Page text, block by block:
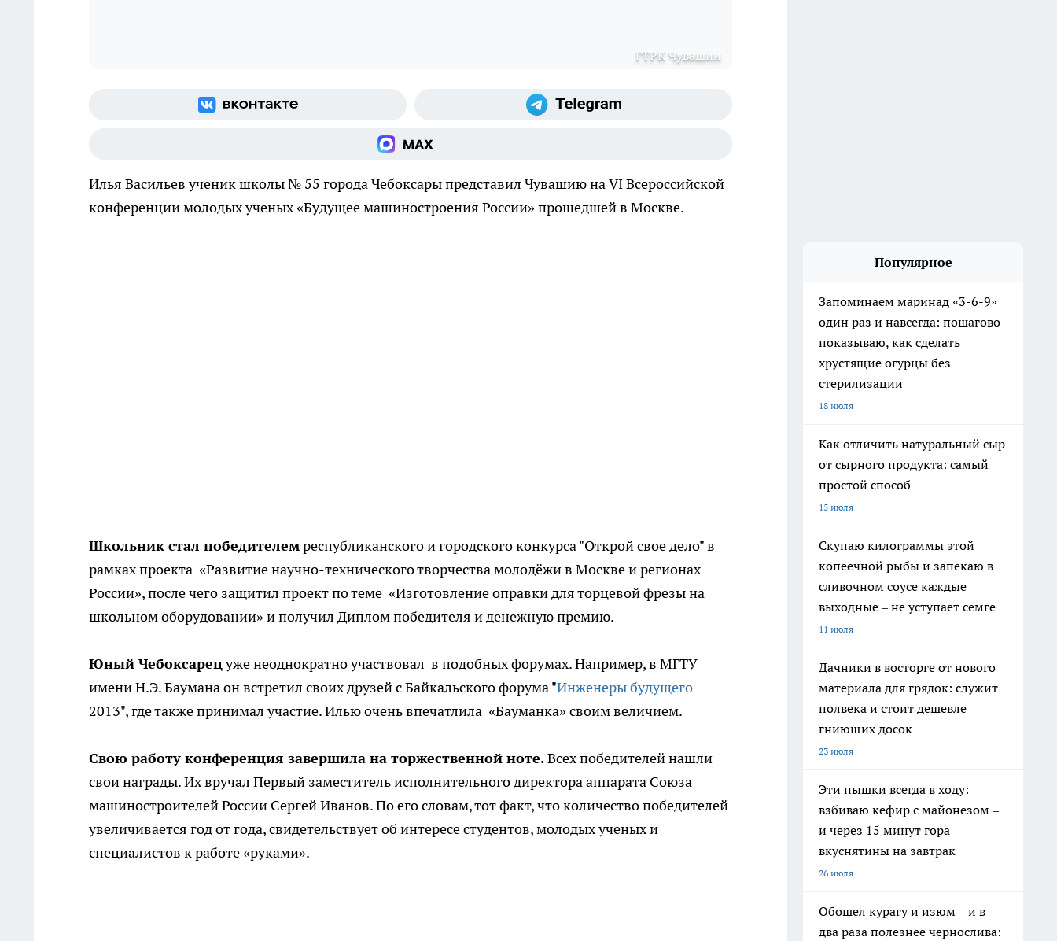
ГТРК Чувашии
Илья Васильев ученик школы № 55 города Чебоксары представил Чувашию на VI Всероссийской
конференции молодых ученых «Будущее машиностроения России» прошедшей в Москве.
Школьник стал победителемреспубликанского и городского конкурса "Открой свое дело" в
рамках проекта «Развитие научно-технического творчества молодёжи в Москве и регионах
России», после чего защитил проект по теме «Изготовление оправки для торцевой фрезы на
школьном оборудовании» и получил Диплом победителя и денежную премию.
Юный Чебоксарецуже неоднократно участвовал в подобных форумах. Например, в МГТУ
имени Н.Э. Баумана он встретил своих друзей с Байкальского форума "Инженеры будущего
2013", где также принимал участие. Илью очень впечатлила «Бауманка» своим величием.
Свою работу конференция завершила на торжественной ноте.Всех победителей нашли
свои награды. Их вручал Первый заместитель исполнительного директора аппарата Союза
машиностроителей России Сергей Иванов. По его словам, тот факт, что количество победителей
увеличивается год от года, свидетельствует об интересе студентов, молодых ученых и
специалистов к работе «руками».
Популярное
Запоминаем маринад «3-6-9»
один раз и навсегда: пошагово
показываю, как сделать
хрустящие огурцы без
стерилизации
18 июля
Как отличить натуральный сыр
от сырного продукта: самый
простой способ
15 июля
Скупаю килограммы этой
копеечной рыбы и запекаю в
сливочном соусе каждые
выходные – не уступает семге
11 июля
Дачники в восторге от нового
материала для грядок: служит
полвека и стоит дешевле
гниющих досок
23 июля
Эти пышки всегда в ходу:
взбиваю кефир с майонезом –
и через 15 минут гора
вкуснятины на завтрак
26 июля
Обошел курагу и изюм – и в
два раза полезнее чернослива: